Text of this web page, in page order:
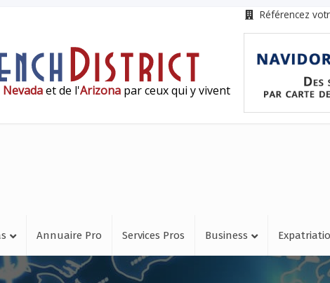
Référencez
Nevadaet de l'Arizona par ceux qui y vivent
Annuaire Pro Services Pros Business